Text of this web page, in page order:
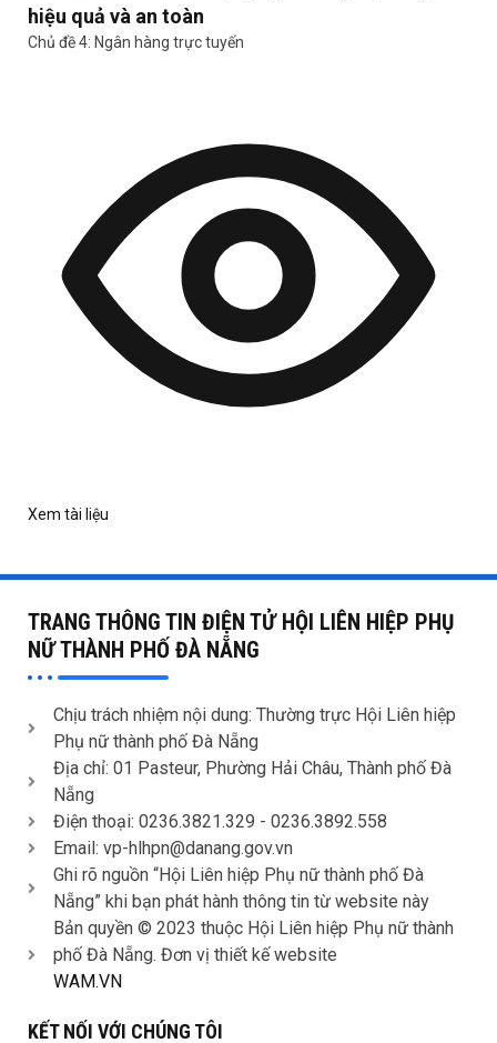
hiệu quả và an toàn
Chủ đề 4: Ngân hàng trực tuyến
Xem tài liệu
TRANG THÔNG TIN ĐIỆN TỬ HỘI LIÊN HIỆP PHỤ
NỮ THÀNH PHỐ ĐÀ NẴNG
Chịu trách nhiệm nội dung: Thường trực Hội Liên hiệp
Phụ nữ thành phố Đà Nẵng
Địa chỉ: 01 Pasteur, Phường Hải Châu, Thành phố Đà
Nẵng
Điện thoại: 0236.3821.329 - 0236.3892.558
Email: vp-hlhpn@danang.gov.vn
Ghi rõ nguồn “Hội Liên hiệp Phụ nữ thành phố Đà
Nẵng” khi bạn phát hành thông tin từ website này
Bản quyền © 2023 thuộc Hội Liên hiệp Phụ nữ thành
phố Đà Nẵng. Đơn vị thiết kế website
WAM.VN
KẾT NỐI VỚI CHÚNG TÔI